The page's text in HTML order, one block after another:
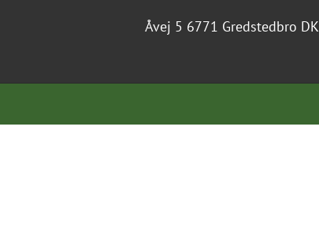
Åvej 5 6771 Gredstedbro DK